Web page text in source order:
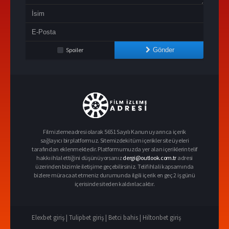
Spoiler Gönder
Filmizlemeadresi olarak 5651 Sayılı Kanun uyarınca içerik
sağlayıcı bir platformuz. Sitemizdeki tüm içerikler site üyeleri
tarafından eklenmektedir. Platformumuzda yer alan içeriklerin telif
hakkı ihlal ettiğini düşünüyorsanızdergi@outlook.com.tr adresi
üzerinden bizimle iletişime geçebilirsiniz. Telif ihlali kapsamında
bizlere müracaat etmeniz durumunda ilgili içerik en geç 2 iş günü
içerisinde siteden kaldırılacaktır.
Elexbet giriş | Tulipbet giriş | Betci bahis | Hiltonbet giriş